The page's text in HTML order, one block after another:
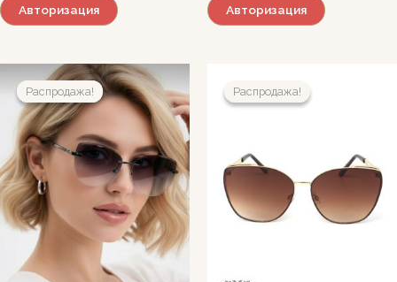
Авторизация Авторизация
Распродажа!
Распродажа! Распродажа!
Распродажа!